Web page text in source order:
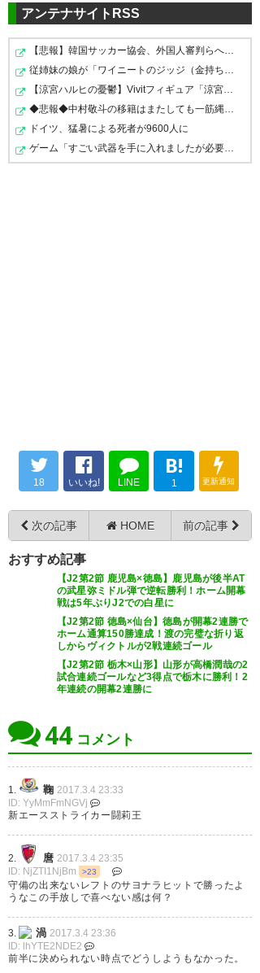
— やた＠ドゥーチェ
(yata_crow)2017, 3月 4
内容は全く良い所無かったけど
勝ったでー！#sanga
闘莉王さんさすがっす #sanga
— BBBのB (gv3157)
2017, 3月
4
やっぱ闘莉王だ！！！ #sanga
— aw_sg (aw_sg)2017, 3月 4
サンガ今シーズン初勝利。ちぐ
はぐでもとりあえず失点せずに
いれたことが大きかった。ケヴ
ィンはスタメンだな。 それにし
ても徳島にはかなり久しぶりに
勝った気がする。
— キウ井 (kwzzz)2017, 3月 4
で競り勝つなど、効いている。
次も勝ってほしい。 #sanga
— Norisan (Norisan0720)
2017, 3月 4
試合終了 京都サンガF.C. 1-0 徳
島ヴォルティス なんかわからん
けど、なんもない試合内容で、
戦犯候補の闘莉王のゴール 勝て
ばよかろうなのだ！ 怪我で走れ
ない闘莉王がFWになってからチ
ームの動きがよくなった オリス
のアシスト 今季初勝利 布部監督
— Ｋ明 (kmei_pp)2017, 3月 4
サンガ勝った！
https://t.co/fVmvnVPMQ5
— ゆうこ (ocean552010)
3月 4
アンテナサイトRSS
【悲報】韓国サッカー協会、外国人審判らへ性的接待疑惑→…
従姉妹の娘が「ワイニートのジッジ（金持ち）」にやたら…
【涼宮ハルヒの憂鬱】Vivitフィギュア「涼宮ハルヒ」プラ…
◆悲報◆中村敬斗の移籍はまたしても一筋縄ではいかず？ス…
ドイツ、猛暑による死者が9600人に
ゲーム「すごい武器を手に入れましたが必要レベルに達し…
18 いいね! LINE
B!
1 更新通知
次の記事 HOME 前の記事
おすすめ記事
【J2第2節 鹿児島×徳島】鹿児島が後半AT
の武星弥ミドル弾で逆転勝利！ホーム開幕
戦は5年ぶりJ2での白星に
【J2第2節 徳島×仙台】徳島が開幕2連勝で
ホーム通算150勝達成！渡の完璧な折り返
しからヴィクトルが2戦連続ゴール
【J2第2節 栃木×山形】山形が高橋潤哉の2
試合連続ゴールなど3得点で栃木に勝利！2
年連続の開幕2連勝に
44 コメント
1. 鞠 2017.3.4 23:33
ID: YyMmFmNGVj
新エースストライカー闘莉王
2. 麿 2017.3.4 23:35
ID: NjZTI1NjBm
>23
守備の出来ないレフトのサヨナラヒットで勝ったよ
うなこの手放しで喜べない感は何？
3. 渦 2017.3.4 23:36
ID: lhYTE2NDE2
前半に決められない時点でどうしようもなかった。